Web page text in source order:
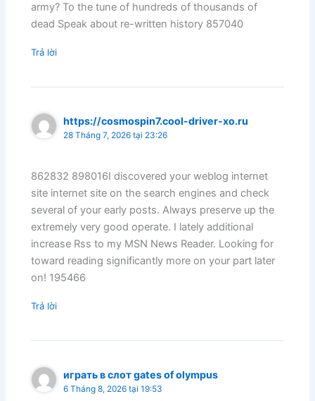
army? To the tune of hundreds of thousands of
dead Speak about re-written history 857040
Trả lời
https://cosmospin7.cool-driver-xo.ru
28 Tháng 7, 2026 tại 23:26
862832 898016I discovered your weblog internet
site internet site on the search engines and check
several of your early posts. Always preserve up the
extremely very good operate. I lately additional
increase Rss to my MSN News Reader. Looking for
toward reading significantly more on your part later
on! 195466
Trả lời
играть в слот gates of olympus
6 Tháng 8, 2026 tại 19:53